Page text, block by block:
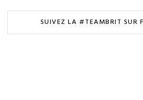
SUIVEZ LA #TEAMBRIT SUR